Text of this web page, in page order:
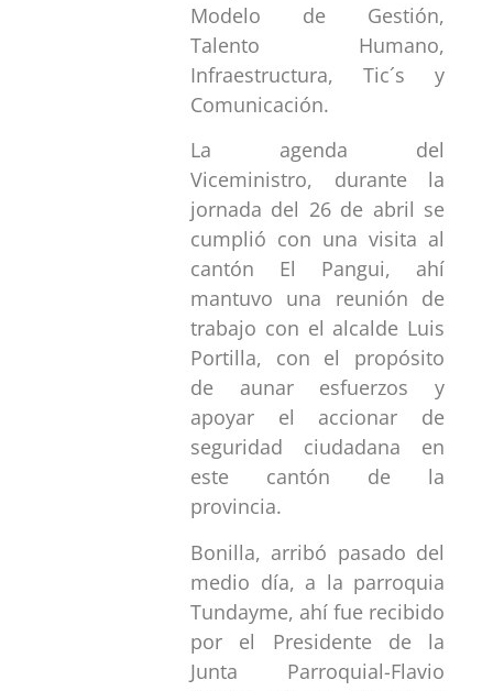
Modelo de Gestión,
Talento Humano,
Infraestructura, Tic´s y
Comunicación.
La agenda del
Viceministro, durante la
jornada del 26 de abril se
cumplió con una visita al
cantón El Pangui, ahí
mantuvo una reunión de
trabajo con el alcalde Luis
Portilla, con el propósito
de aunar esfuerzos y
apoyar el accionar de
seguridad ciudadana en
este cantón de la
provincia.
Bonilla, arribó pasado del
medio día, a la parroquia
Tundayme, ahí fue recibido
por el Presidente de la
Junta Parroquial-Flavio